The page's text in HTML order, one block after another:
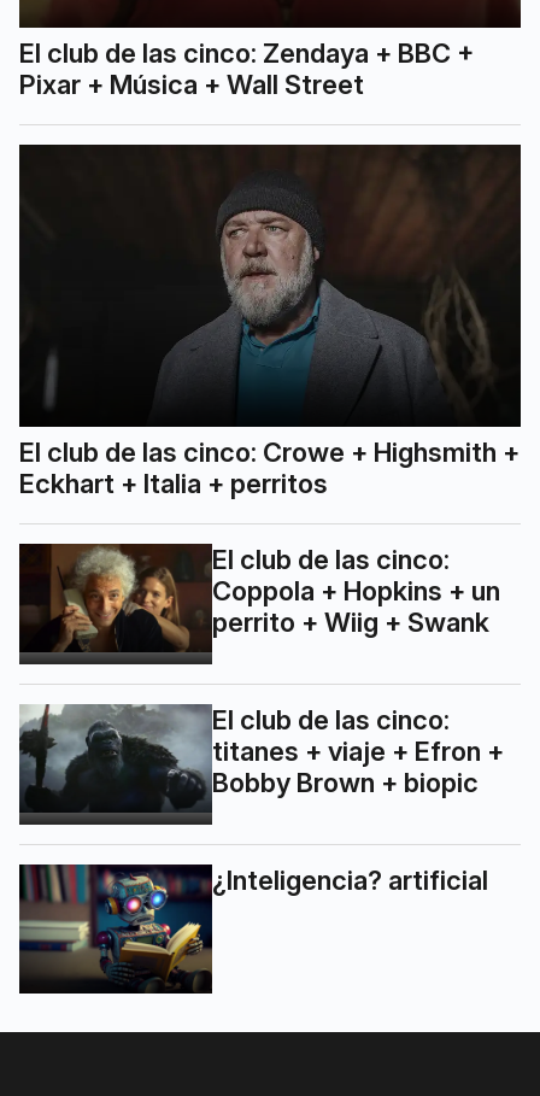
El club de las cinco: Zendaya + BBC +
Pixar + Música + Wall Street
El club de las cinco: Crowe + Highsmith +
Eckhart + Italia + perritos
El club de las cinco:
Coppola + Hopkins + un
perrito + Wiig + Swank
El club de las cinco:
titanes + viaje + Efron +
Bobby Brown + biopic
¿Inteligencia? artificial